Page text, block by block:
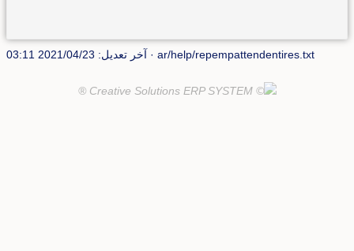
ar/help/repempattendentires.txt · آخر تعديل: 2021/04/23 03:11